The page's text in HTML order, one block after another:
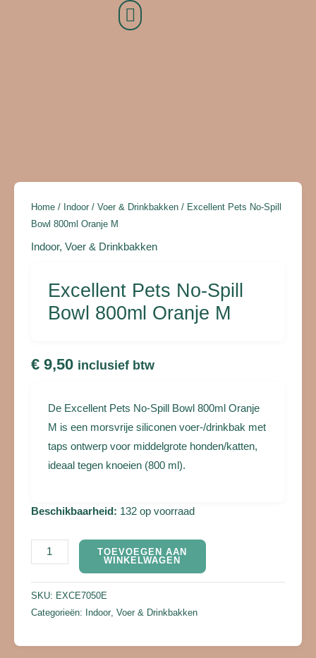
Home / Indoor / Voer & Drinkbakken / Excellent Pets No-Spill
Bowl 800ml Oranje M
Indoor, Voer & Drinkbakken
Excellent Pets No-Spill
Bowl 800ml Oranje M
€ 9,50 inclusief btw
De Excellent Pets No-Spill Bowl 800ml Oranje
M is een morsvrije siliconen voer-/drinkbak met
taps ontwerp voor middelgrote honden/katten,
ideaal tegen knoeien (800 ml).
Beschikbaarheid: 132 op voorraad
Spill
Bowl
800ml
TOEVOEGEN AAN
WINKELWAGEN
SKU: EXCE7050E
Categorieën: Indoor, Voer & Drinkbakken